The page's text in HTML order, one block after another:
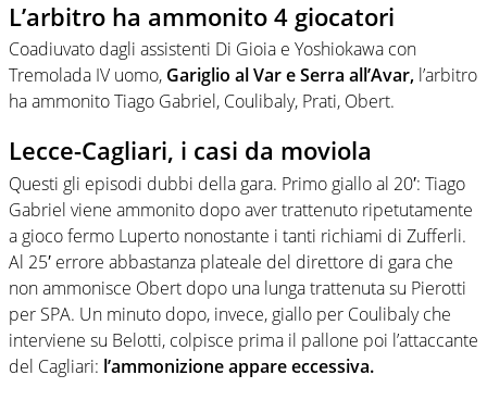
L’arbitro ha ammonito 4 giocatori
Coadiuvato dagli assistenti Di Gioia e Yoshiokawa con
Tremolada IV uomo, Gariglio al Var e Serra all’Avar, l’arbitro
ha ammonito Tiago Gabriel, Coulibaly, Prati, Obert.
Lecce-Cagliari, i casi da moviola
Questi gli episodi dubbi della gara. Primo giallo al 20′: Tiago
Gabriel viene ammonito dopo aver trattenuto ripetutamente
a gioco fermo Luperto nonostante i tanti richiami di Zufferli.
Al 25′ errore abbastanza plateale del direttore di gara che
non ammonisce Obert dopo una lunga trattenuta su Pierotti
per SPA. Un minuto dopo, invece, giallo per Coulibaly che
interviene su Belotti, colpisce prima il pallone poi l’attaccante
del Cagliari: l’ammonizione appare eccessiva.